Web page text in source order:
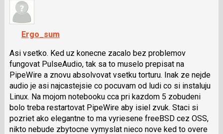
a
P
pro
nový
názor
názor.
navigaci
lze
použít
i
klávesy
N
pro
následující
a
P
Ergo_sum
Asi vsetko. Ked uz konecne zacalo bez problemov
fungovat PulseAudio, tak sa to muselo prepisat na
PipeWire a znovu absolvovat vsetku torturu. Inak ze nejde
audio je asi najcastejsie co pocuvam od ludi co si instaluju
Linux. Na mojom notebooku cca pri kazdom 5 zobudeni
bolo treba restartovat PipeWire aby isiel zvuk. Staci si
pozriet ako elegantne to ma vyriesene freeBSD cez OSS,
nikto nebude zbytocne vymyslat nieco nove ked to overe